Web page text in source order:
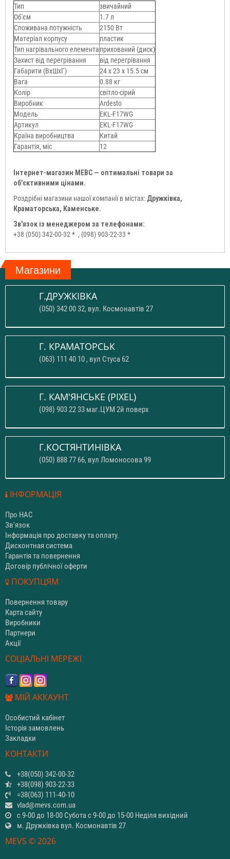
Тип
звичайний
Об'єм
1.7 л
Споживана потужність
2150 Вт
Матеріал корпусу
пластик
Тип нагрівального елементаприхований (диск)
Захист від перегрівання
від перегрівання
Габарити (ВхШхГ)
24 х 23 х 15.5 см
Вага
0.88 кг
Колір
світло-сірий
Виробник
Ardesto
Модель
EKL-F17WG
Артикул
EKL-F17WG
Країна виробництва
Китай
Гарантія, міс
12
Інтернет-магазин МЕВС — оптимальні товари за
об'єктивними цінами.
Роздрібні магазини нашої компанії в містах: Дружківка,
Краматорська, Каменське.
Зв'язок із менеджером за телефонами:
+38 (050) 342-00-32 * , (098) 903-22-33 *
Магазини
Г.ДРУЖКІВКА
(050) 342 00 32, вул. Космонавтів 27
Г. КРАМАТОРСЬК
(063) 111 40 10 , вул Стуса 62
Г. КАМ'ЯНСЬКЕ (PIXEL)
(098) 903 22 33 маг.ЦУМ 2й поверх
Г.КОСТЯНТИНІВКА
(050) 888 77 66, вул Ломоносова 99
ІНФОРМАЦІЯ
Про НАС
Зв'язок
Інформація про доставку та оплату.
Дисконтная система
Гарантія та повернення
Договір публічної оферти
ПОКУПЦЯМ
Повернення товару
Карта сайту
Виробники
Партнери
Акції
СОЦІАЛЬНІ МЕРЕЖІ
МІЙ АККАУНТ
Особистий кабінет
Історія замовлень
Закладки
КОНТАКТИ
+38(050) 342-00-32
+38(098) 903-22-33
=38(063) 111-40-10
vlad@mevs.com.ua
с 9-00 до 18-00 Субота с 9-00 до 15-00 Неділя вихідний
м. Дружківка вул. Космонавтів 27
MEVS © 2026